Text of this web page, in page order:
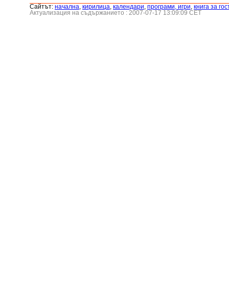
Сайтът: началнa, кирилица, календари, програми, игри, книга за
Актуализация на съдържанието : 2007-07-17 13:09:09 CET